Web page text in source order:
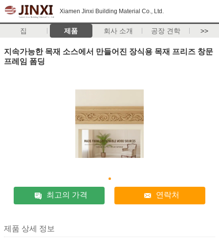
Xiamen Jinxi Building Material Co., Ltd.
집 제품 회사 소개 공장 견학 >>
지속가능한 목재 소스에서 만들어진 장식용 목재 프리즈 창문
프레임 폼딩
최고의 가격 연락처
제품 상세 정보